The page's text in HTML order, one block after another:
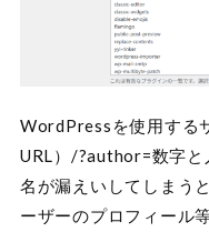
WordPressを使用する
URL）/?author=数字と
名が漏えいしてしまう
ーザーのプロフィール